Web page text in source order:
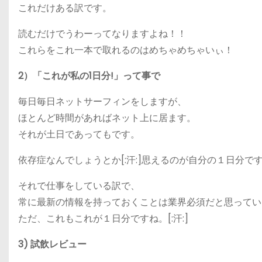
これだけある訳です。
読むだけでうわーってなりますよね！！
これらをこれ一本で取れるのはめちゃめちゃいぃ！
2）「これが私の1日分!」って事で
毎日毎日ネットサーフィンをしますが、
ほとんど時間があればネット上に居ます。
それが土日であってもです。
依存症なんでしょうとか[:汗:]思えるのが自分の１日分で
それで仕事をしている訳で、
常に最新の情報を持っておくことは業界必須だと思ってい
ただ、これもこれが１日分ですね。[:汗:]
3) 試飲レビュー